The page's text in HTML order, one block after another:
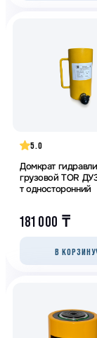
5.0
Домкрат
грузовой TOR
т односторонний
181 000 ₸
В КОРЗИНУ